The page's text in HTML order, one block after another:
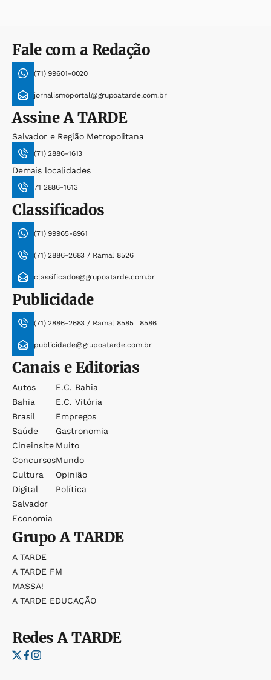
Fale com a Redação
(71) 99601-0020
jornalismoportal@grupoatarde.com.br
AssineA TARDE
Salvador e Região Metropolitana
(71) 2886-1613
Demais localidades
71 2886-1613
Classificados
(71) 99965-8961
(71) 2886-2683 / Ramal 8526
classificados@grupoatarde.com.br
Publicidade
(71) 2886-2683 / Ramal 8585 | 8586
publicidade@grupoatarde.com.br
Canais e Editorias
Autos
Bahia
Brasil
Saúde
Cineinsite
Concursos
Cultura
Digital
Salvador
Economia
E.c. Bahia
E.c. Vitória
Empregos
Gastronomia
Muito
Mundo
Opinião
Política
GrupoA TARDE
A TARDE
A TARDE FM
MASSA!
A TARDE EDUCAÇÃO
RedesA TARDE